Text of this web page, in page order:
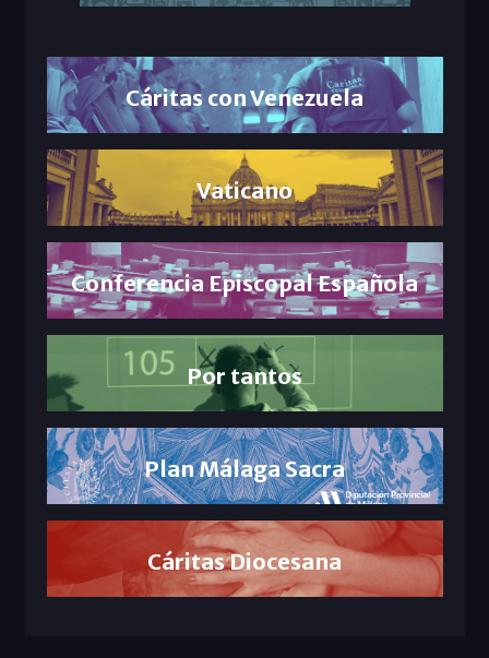
Cáritas con Venezuela
Vaticano
Conferencia Episcopal Española
Por tantos
Plan Málaga Sacra
Cáritas Diocesana